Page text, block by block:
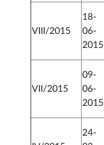
VIII/2015
18-
06-
2015
VII/2015
09-
06-
2015
24-